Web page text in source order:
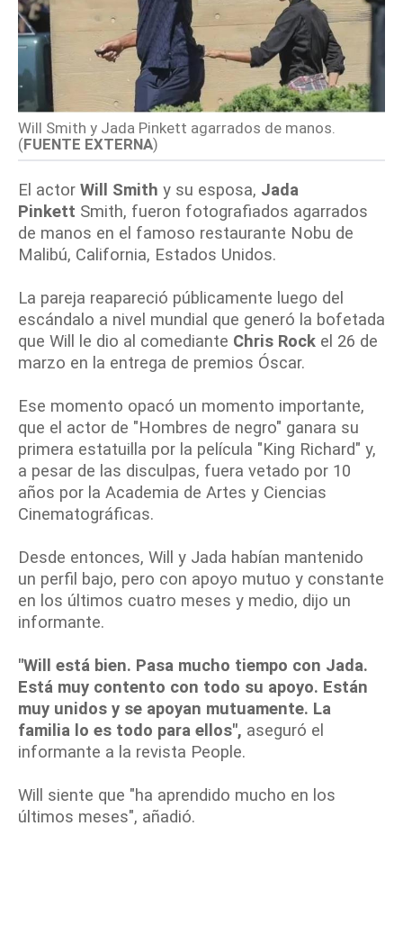
Will Smith y Jada Pinkett agarrados de manos.
(FUENTE EXTERNA)
El actor Will Smith y su esposa, Jada
Pinkett Smith, fueron fotografiados agarrados
de manos en el famoso restaurante Nobu de
Malibú, California, Estados Unidos.
La pareja reapareció públicamente luego del
escándalo a nivel mundial que generó la bofetada
que Will le dio al comediante Chris Rock el 26 de
marzo en la entrega de premios Óscar.
Ese momento opacó un momento importante,
que el actor de "Hombres de negro" ganara su
primera estatuilla por la película "King Richard" y,
a pesar de las disculpas, fuera vetado por 10
años por la Academia de Artes y Ciencias
Cinematográficas.
Desde entonces, Will y Jada habían mantenido
un perfil bajo, pero con apoyo mutuo y constante
en los últimos cuatro meses y medio, dijo un
informante.
"Will está bien. Pasa mucho tiempo con Jada.
Está muy contento con todo su apoyo. Están
muy unidos y se apoyan mutuamente. La
familia lo es todo para ellos", aseguró el
informante a la revista People.
Will siente que "ha aprendido mucho en los
últimos meses", añadió.